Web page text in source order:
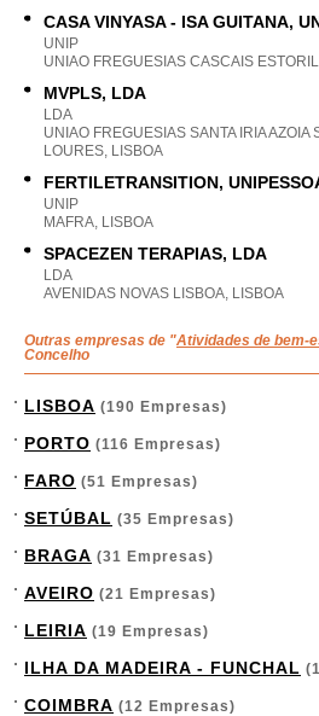
CASA VINYASA - ISA GUITANA,
UNIP
UNIAO FREGUESIAS CASCAIS
MVPLS, LDA
LDA
UNIAO FREGUESIAS SANTA IRIA AZOIA
LOURES, LISBOA
FERTILETRANSITION,
UNIP
MAFRA, LISBOA
SPACEZEN TERAPIAS, LDA
LDA
AVENIDAS NOVAS LISBOA, LISBOA
Outras empresas de "Atividades de bem-
Concelho
LISBOA (190 Empresas)
PORTO (116 Empresas)
FARO (51 Empresas)
SETÚBAL (35 Empresas)
BRAGA (31 Empresas)
AVEIRO (21 Empresas)
LEIRIA (19 Empresas)
ILHA DA MADEIRA - FUNCHAL
COIMBRA (12 Empresas)